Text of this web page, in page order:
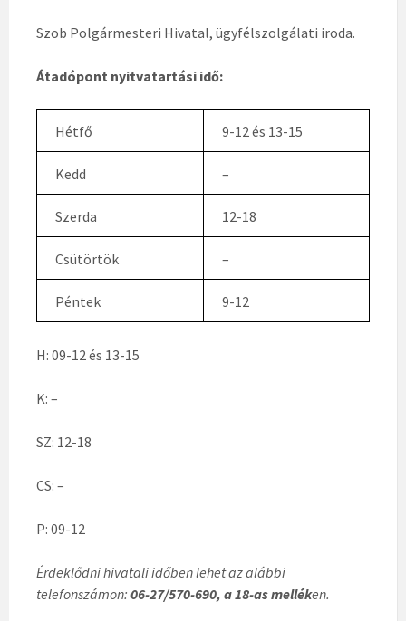
Szob Polgármesteri Hivatal, ügyfélszolgálati iroda.
Átadópont nyitvatartási idő:
Hétfő 9-12 és 13-15
Kedd –
Szerda 12-18
Csütörtök –
Péntek 9-12
H: 09-12 és 13-15
K: –
SZ: 12-18
CS: –
P: 09-12
Érdeklődni hivatali időben lehet az alábbi
telefonszámon: 06-27/570-690, a 18-as melléken.